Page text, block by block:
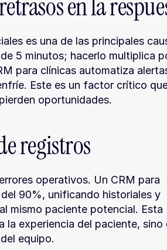
es una de las principales
5 minutos; hacerlo multiplica
para clínicas automatiza
Este es un factor crítico
oportunidades.
registros
operativos. Un CRM para
90%, unificando historiales y
mismo paciente potencial. Esta
la experiencia del paciente, sino
equipo.